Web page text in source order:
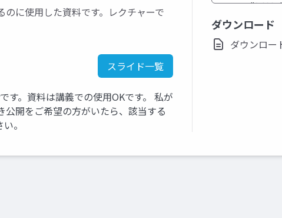
に使用した資料です。レクチャーで
スライド一覧
す。資料は講義での使用OKです。 私が
開をご希望の方がいたら、該当する
。
ダウンロード
ダウンロ